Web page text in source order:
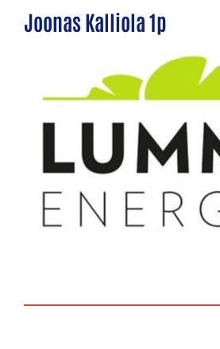
Joonas Kalliola 1p